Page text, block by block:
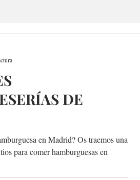
DE
en Madrid? Os traemos una
para comer hamburguesas en